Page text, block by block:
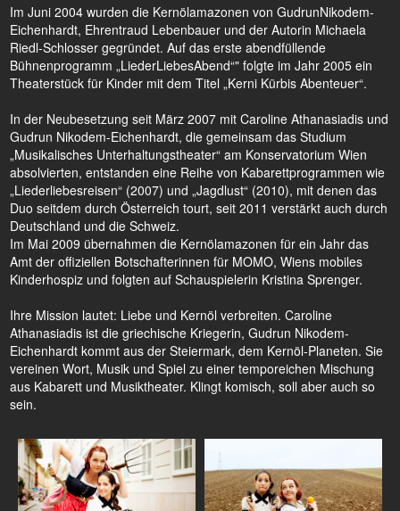
Im Juni 2004 wurden die Kernölamazonen von GudrunNikodem-
Eichenhardt, Ehrentraud Lebenbauer und der Autorin Michaela
Riedl-Schlosser gegründet. Auf das erste abendfüllende
Bühnenprogramm „LiederLiebesAbend“" folgte im Jahr 2005 ein
Theaterstück für Kinder mit dem Titel „Kerni Kürbis Abenteuer“.
In der Neubesetzung seit März 2007 mit Caroline Athanasiadis und
Gudrun Nikodem-Eichenhardt, die gemeinsam das Studium
„Musikalisches Unterhaltungstheater“ am Konservatorium Wien
absolvierten, entstanden eine Reihe von Kabarettprogrammen wie
„Liederliebesreisen“ (2007) und „Jagdlust“ (2010), mit denen das
Duo seitdem durch Österreich tourt, seit 2011 verstärkt auch durch
Deutschland und die Schweiz.
Im Mai 2009 übernahmen die Kernölamazonen für ein Jahr das
Amt der offiziellen Botschafterinnen für MOMO, Wiens mobiles
Kinderhospiz und folgten auf Schauspielerin Kristina Sprenger.
Ihre Mission lautet: Liebe und Kernöl verbreiten. Caroline
Athanasiadis ist die griechische Kriegerin, Gudrun Nikodem-
Eichenhardt kommt aus der Steiermark, dem Kernöl-Planeten. Sie
vereinen Wort, Musik und Spiel zu einer temporeichen Mischung
aus Kabarett und Musiktheater. Klingt komisch, soll aber auch so
sein.